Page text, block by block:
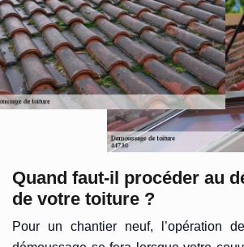
Quand faut-il procéder au
de votre toiture ?
Pour un chantier neuf, l’opération